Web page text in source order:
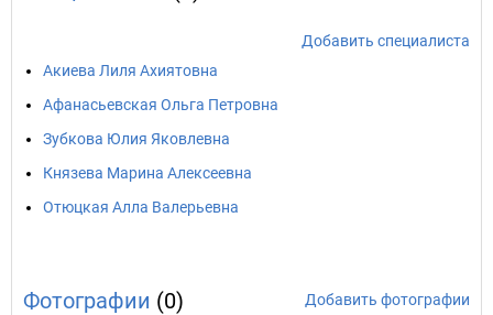
Добавить специалиста
Акиева Лиля Ахиятовна
Афанасьевская Ольга Петровна
Зубкова Юлия Яковлевна
Князева Марина Алексеевна
Отюцкая Алла Валерьевна
Фотографии (0) Добавить фотографии